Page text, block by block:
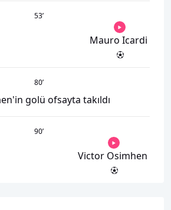
53’
Mauro Icardi
80’
golü ofsayta takıldı
90’
Victor Osimhen